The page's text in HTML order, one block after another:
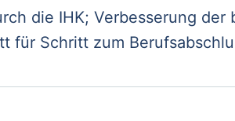
die IHK; Verbesserung der
für Schritt zum